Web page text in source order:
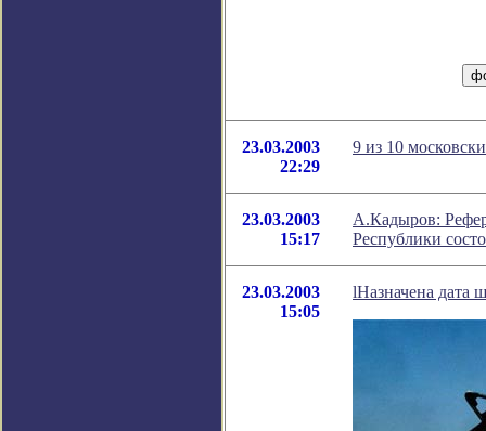
23.03.2003
22:29
9 из 10
23.03.2003
15:17
А.Кадыров:
Республики
23.03.2003
15:05
lНазначена дата